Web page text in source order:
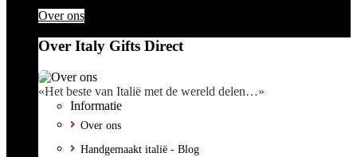
Over ons
Over Italy Gifts Direct
«Het beste van Italië met de wereld delen…»
Informatie
Over ons
Handgemaakt italië - Blog